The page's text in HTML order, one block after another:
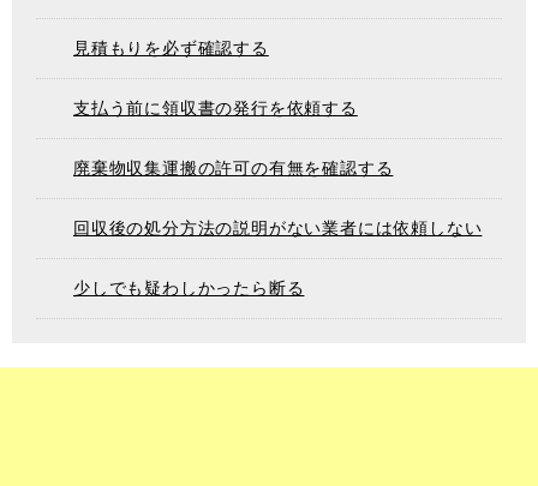
見積もりを必ず確認する
支払う前に領収書の発行を依頼する
廃棄物収集運搬の許可の有無を確認する
回収後の処分方法の説明がない業者には依頼しない
少しでも疑わしかったら断る